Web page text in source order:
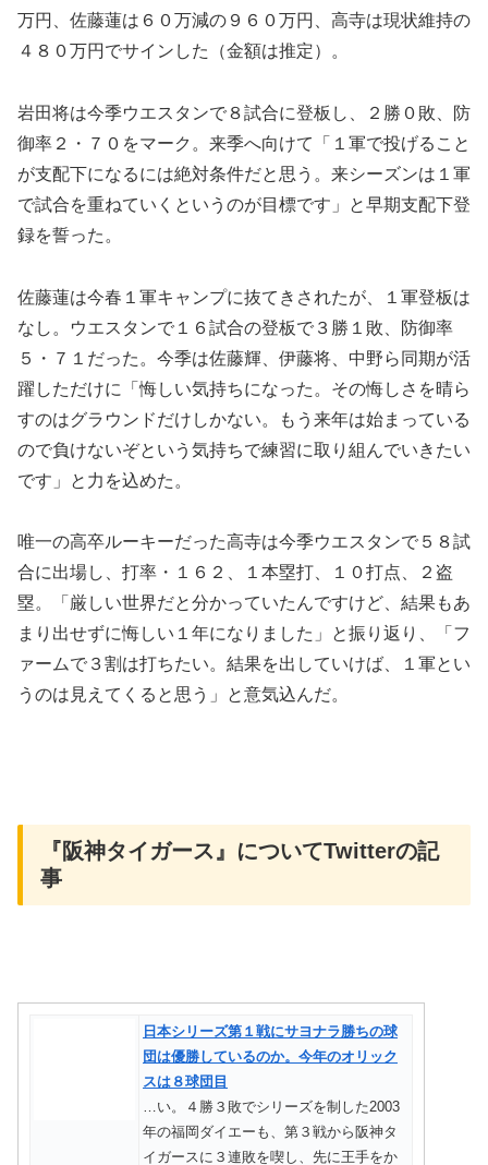
万円、佐藤蓮は６０万減の９６０万円、高寺は現状維持の
４８０万円でサインした（金額は推定）。
岩田将は今季ウエスタンで８試合に登板し、２勝０敗、防
御率２・７０をマーク。来季へ向けて「１軍で投げること
が支配下になるには絶対条件だと思う。来シーズンは１軍
で試合を重ねていくというのが目標です」と早期支配下登
録を誓った。
佐藤蓮は今春１軍キャンプに抜てきされたが、１軍登板は
なし。ウエスタンで１６試合の登板で３勝１敗、防御率
５・７１だった。今季は佐藤輝、伊藤将、中野ら同期が活
躍しただけに「悔しい気持ちになった。その悔しさを晴ら
すのはグラウンドだけしかない。もう来年は始まっている
ので負けないぞという気持ちで練習に取り組んでいきたい
です」と力を込めた。
唯一の高卒ルーキーだった高寺は今季ウエスタンで５８試
合に出場し、打率・１６２、１本塁打、１０打点、２盗
塁。「厳しい世界だと分かっていたんですけど、結果もあ
まり出せずに悔しい１年になりました」と振り返り、「フ
ァームで３割は打ちたい。結果を出していけば、１軍とい
うのは見えてくると思う」と意気込んだ。
『阪神タイガース』についてTwitterの記
事
日本シリーズ第１戦にサヨナラ勝ちの球
団は優勝しているのか。今年のオリック
スは８球団目
…い。４勝３敗でシリーズを制した2003
年の福岡ダイエーも、第３戦から阪神タ
イガースに３連敗を喫し、先に王手をか